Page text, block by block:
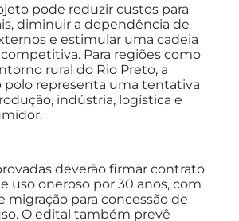
pode reduzir custos para
diminuir a dependência de
e estimular uma cadeia
Para regiões como
rural do Rio Preto, a
polo representa uma tentativa
indústria, logística e
deverão firmar contrato
uso oneroso por 30 anos, com
migração para concessão de
O edital também prevê